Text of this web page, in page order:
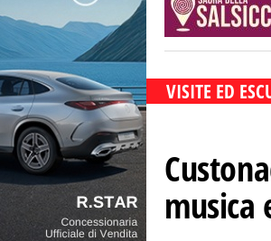
VISITE ED
musica